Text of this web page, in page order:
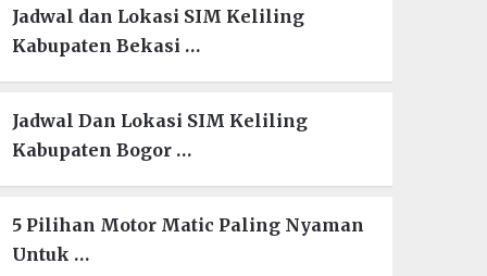
Jadwal dan Lokasi SIM Keliling
Kabupaten Bekasi …
Jadwal Dan Lokasi SIM Keliling
Kabupaten Bogor …
5 Pilihan Motor Matic Paling Nyaman
Untuk …